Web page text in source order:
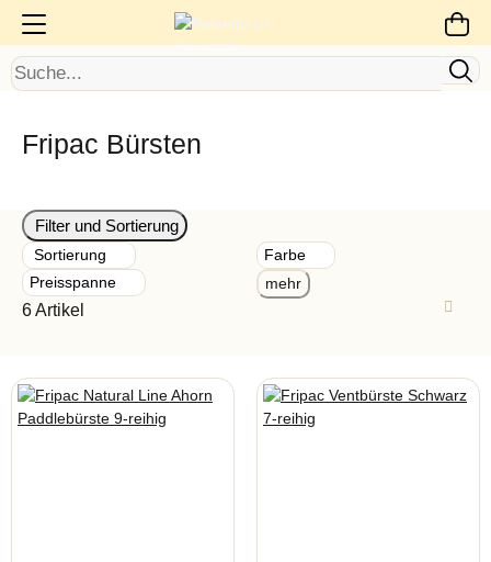
Fripac Bürsten
Filter und Sortierung
Sortierung
Farbe
Preisspanne
mehr
6 Artikel